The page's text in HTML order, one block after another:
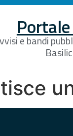
e bandi